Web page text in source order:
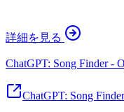
詳細を見る
ChatGPT: Song Finder -
ChatGPT: Song